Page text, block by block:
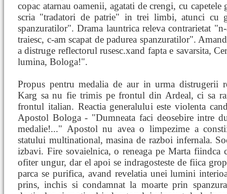
copac atarnau oamenii, agatati de crengi, cu capetele
scria "tradatori de patrie" in trei limbi, atunci cu
spanzuratilor". Drama launtrica releva contrarietat
traiesc, c-am scapat de padurea spanzuratilor".
a distruge reflectorul rusesc.xand fapta e savarsita,
lumina, Bologa!".
Propus pentru medalia de aur in urma distrugerii
Karg sa nu fie trimis pe frontul din Ardeal, ci sa
frontul italian. Reactia generalului este violenta
Apostol Bologa - "Dumneata faci deosebire intre
medalie!..." Apostol nu avea o limpezime a
statului multinational, masina de razboi infernala.
izbavi. Fire sovaielnica, o reneaga pe Marta fiindca
ofiter ungur, dar el apoi se indragosteste de fiica
parca se purifica, avand revelatia unei lumini
prins, inchis si condamnat la moarte prin